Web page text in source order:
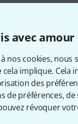
avec amour
nos cookies,
cela implique. Cela
des
de préférences,
révoquer
Aimez-